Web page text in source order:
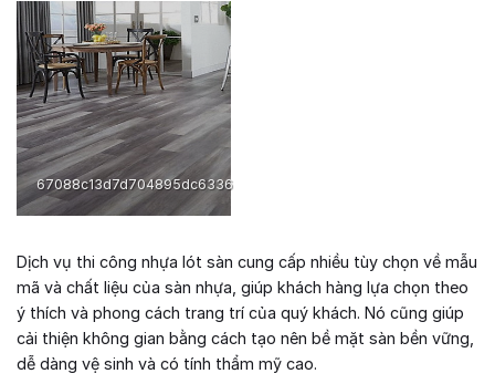
67088c13d7d704895dc6336
Dịch vụ thi công nhựa lót sàn cung cấp nhiều tùy chọn về mẫu
mã và chất liệu của sàn nhựa, giúp khách hàng lựa chọn theo
ý thích và phong cách trang trí của quý khách. Nó cũng giúp
cải thiện không gian bằng cách tạo nên bề mặt sàn bền vững,
dễ dàng vệ sinh và có tính thẩm mỹ cao.